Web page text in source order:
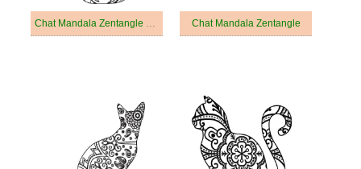
Chat Mandala Zentangle Pour Adultes Chat Mandala Zentangle